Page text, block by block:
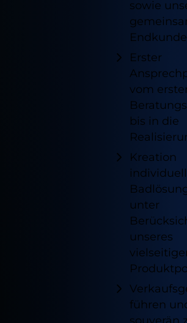
sowie
Erster
vom
bis in die
Kreation
unter
unseres
führen
souverän
der Website erforderlich und